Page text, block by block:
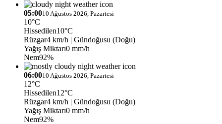
05:0010 Ağustos 2026, Pazartesi
10°C
Hissedilen10°C
Rüzgar4 km/h | Gündoğusu (Doğu)
Yağış Miktarı0 mm/h
Nem92%
06:0010 Ağustos 2026, Pazartesi
12°C
Hissedilen12°C
Rüzgar4 km/h | Gündoğusu (Doğu)
Yağış Miktarı0 mm/h
Nem92%